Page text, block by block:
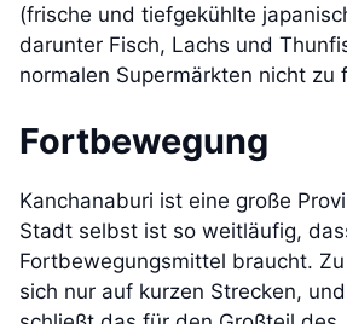
(frische und tiefgekühlte
darunter Fisch, Lachs und
normalen Supermärkten nicht zu
Fortbewegung
Kanchanaburi ist eine große
Stadt selbst ist so weitläufig,
Fortbewegungsmittel braucht.
sich nur auf kurzen Strecken,